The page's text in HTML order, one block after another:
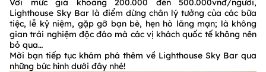
Với mức giá khoảng 200.000 đến 500.000vnđ/người,
Lighthouse Sky Bar là điểm dừng chân lý tưởng của các bữa
tiệc, lễ kỷ niệm, gặp gỡ bạn bè, hẹn hò lãng mạn; là không
gian trải nghiệm độc đáo mà các vị khách quốc tế không nên
bỏ qua…
Mời bạn tiếp tục khám phá thêm về Lighthouse Sky Bar qua
những bức hình dưới đây nhé!